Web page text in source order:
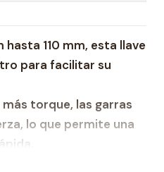
110 mm, esta llave
para facilitar su
torque, las garras
lo que permite una
acabado de cromo